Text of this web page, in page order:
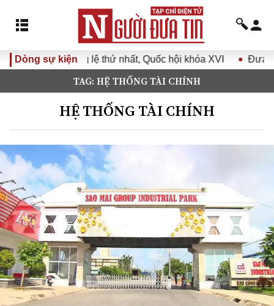
Dòng sự kiện
nhất, Quốc hội khóa XVI Đưa Nghị quyết Đại hội
TAG: HỆ THỐNG TÀI CHÍNH
HỆ THỐNG TÀI CHÍNH